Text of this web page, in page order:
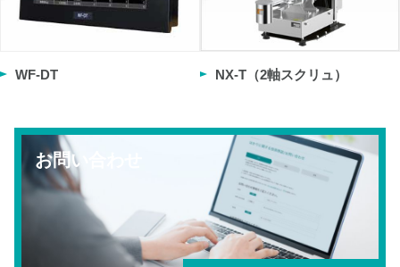
WF-DT NX-T（2軸スクリュ）
お問い合わせ